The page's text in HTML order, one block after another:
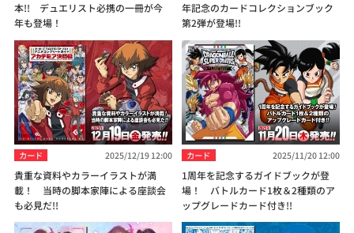
本!! デュエリスト必携の一冊が今
年も登場！
年記念のカードコレクションブック
第2弾が登場!!
カード 2025/12/19 12:00
貴重な資料やカラーイラストが満
載！ 当時の脚本家陣による座談会
も必見だ!!
カード 2025/11/20 12:00
1周年を記念するガイドブックが登
場！ バトルカード1枚＆2種類のア
ップグレードカード付き!!